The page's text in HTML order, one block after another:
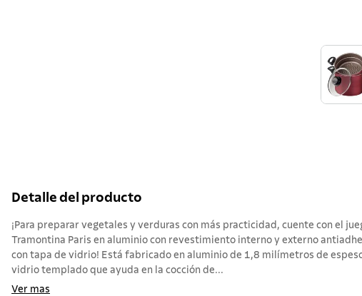
Detalle del producto
¡Para preparar vegetales y verduras con más practicidad, cuente con el
Tramontina Paris en aluminio con revestimiento interno y externo
con tapa de vidrio! Está fabricado en aluminio de 1,8 milímetros de
vidrio templado que ayuda en la cocción de...
Ver mas